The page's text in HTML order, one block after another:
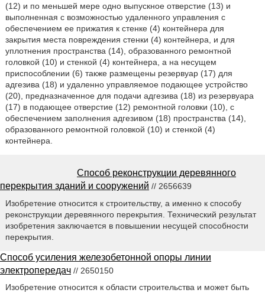
(12) и по меньшей мере одно выпускное отверстие (13) и
выполненная с возможностью удаленного управления с
обеспечением ее прижатия к стенке (4) контейнера для
закрытия места повреждения стенки (4) контейнера, и для
уплотнения пространства (14), образованного ремонтной
головкой (10) и стенкой (4) контейнера, а на несущем
приспособлении (6) также размещены резервуар (17) для
адгезива (18) и удаленно управляемое подающее устройство
(20), предназначенное для подачи адгезива (18) из резервуара
(17) в подающее отверстие (12) ремонтной головки (10), с
обеспечением заполнения адгезивом (18) пространства (14),
образованного ремонтной головкой (10) и стенкой (4)
контейнера.
Способ реконструкции деревянного
перекрытия зданий и сооружений // 2656639
Изобретение относится к строительству, а именно к способу
реконструкции деревянного перекрытия. Технический результат
изобретения заключается в повышении несущей способности
перекрытия.
Способ усиления железобетонной опоры линии
электропередач // 2650150
Изобретение относится к области строительства и может быть